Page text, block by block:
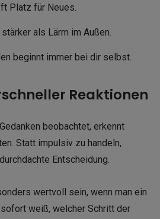
Platz für Neues.
als Lärm im Außen.
beginnt immer bei dir selbst.
Reaktionen
beobachtet, erkennt
Statt impulsiv zu handeln,
Entscheidung.
wertvoll sein, wenn man ein
weiß, welcher Schritt der